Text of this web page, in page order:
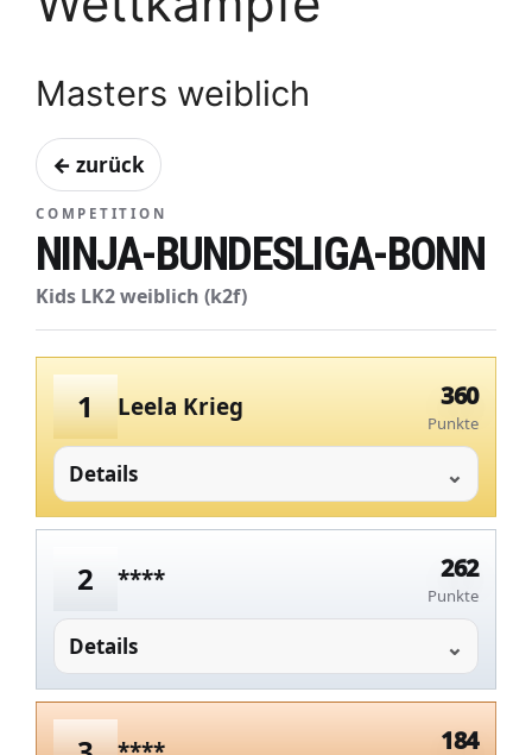
Masters weiblich
← zurück
COMPETITION
NINJA-BUNDESLIGA-BONN
Kids LK2 weiblich (k2f)
1 Leela Krieg 360
Punkte
Details
2 **** 262
Punkte
Details
184